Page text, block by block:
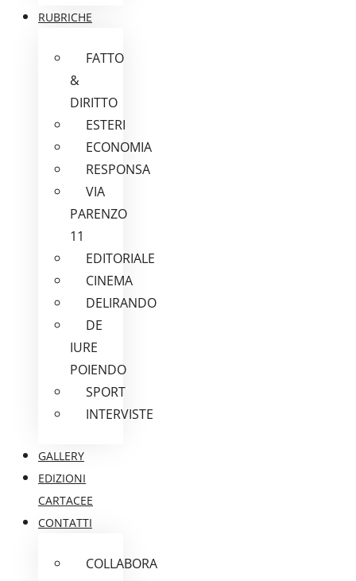
RUBRICHE
FATTO
&
DIRITTO
ESTERI
ECONOMIA
RESPONSA
VIA
PARENZO
11
EDITORIALE
CINEMA
DELIRANDO
DE
IURE
POIENDO
SPORT
INTERVISTE
GALLERY
EDIZIONI
CARTACEE
CONTATTI
COLLABORA